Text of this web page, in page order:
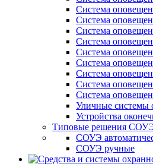
Система
Система
Система
Система
Система
Система
Система
Система
Система
Уличные системы
Устройства
Типовые решения
СОУЭ
СОУЭ ручные